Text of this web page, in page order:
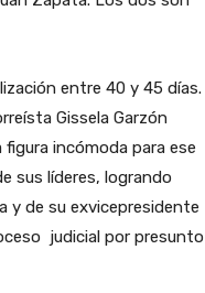
entre 40 y 45 días.
Gissela Garzón
incómoda para ese
sus líderes, logrando
y de su exvicepresidente
judicial por presunto